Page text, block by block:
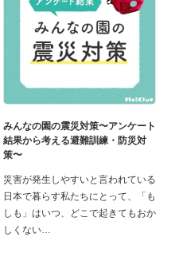
みんなの園の震災対策〜アンケート
結果から考える避難訓練・防災対
策〜
災害が発生しやすいと言われている
日本で暮らす私たちにとって、「も
しも」はいつ、どこで起きてもおか
しくない